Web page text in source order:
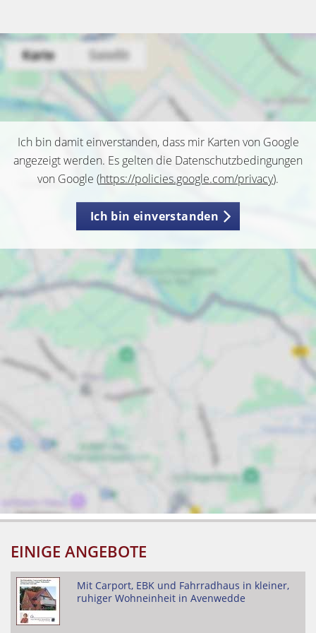
Ich bin damit einverstanden, dass mir Karten von Google
angezeigt werden. Es gelten die Datenschutzbedingungen
von Google (https://policies.google.com/privacy).
Ich bin einverstanden
EINIGE ANGEBOTE
Mit Carport, EBK und Fahrradhaus in kleiner,
ruhiger Wohneinheit in Avenwedde